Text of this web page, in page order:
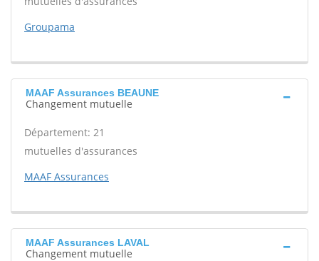
Groupama
MAAF Assurances BEAUNE
Changement mutuelle
Département: 21
mutuelles d'assurances
MAAF Assurances
MAAF Assurances LAVAL
Changement mutuelle